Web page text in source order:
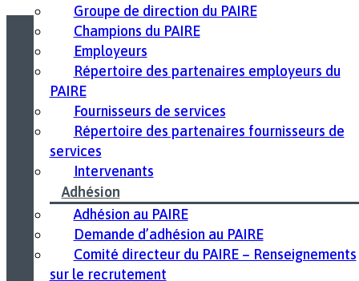
Groupe de direction du PAIRE
Champions du PAIRE
Employeurs
Répertoire des partenaires employeurs du
PAIRE
Fournisseurs de services
Répertoire des partenaires fournisseurs de
services
Intervenants
Adhésion
Adhésion au PAIRE
Demande d’adhésion au PAIRE
Comité directeur du PAIRE – Renseignements
sur le recrutement
Dirigée par Centraide de l’Est de l’Ontario.